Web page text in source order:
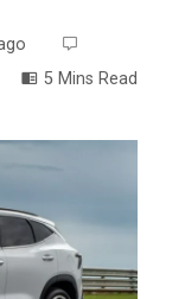
5 Mins Read